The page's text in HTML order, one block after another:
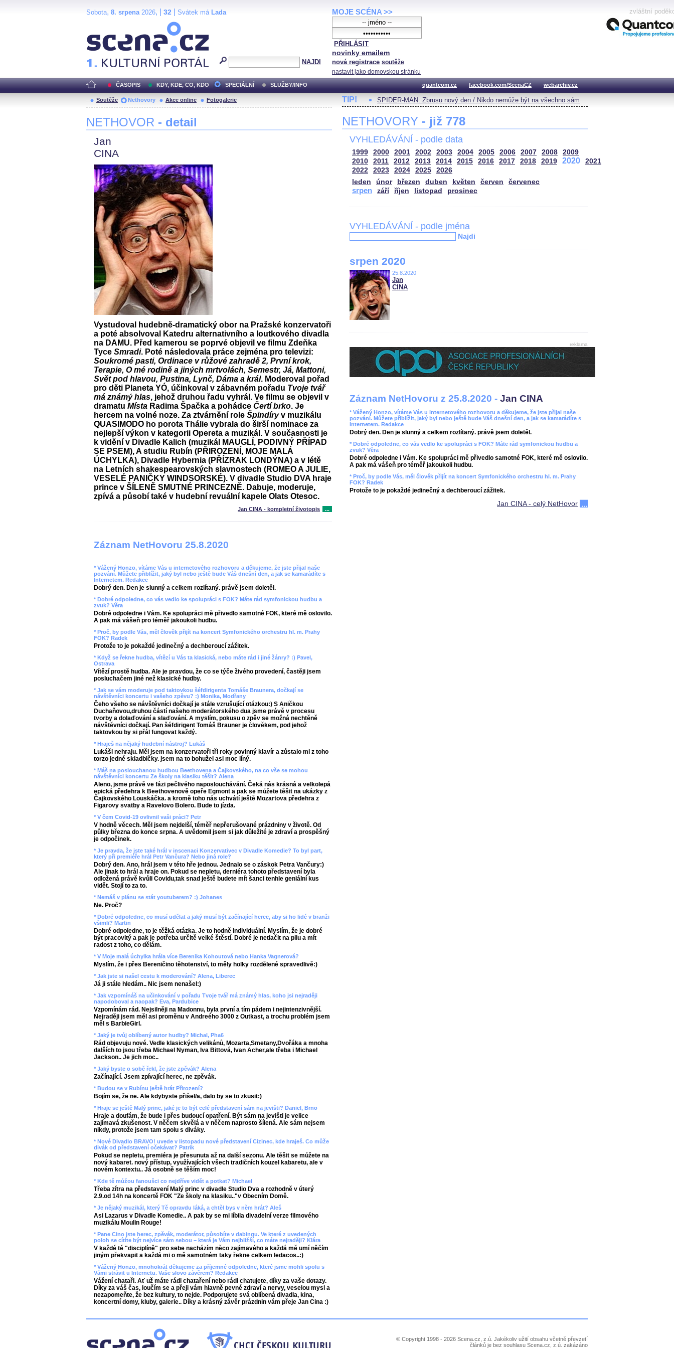
Sobota, 8. srpena2026, | 32 Svátek má Lada
NAJDI
MOJE SCÉNA >>
PŘIHLÁSIT
novinky emailem
nová registrace soutěže
nastavit jako domovskou stránku
zvláštní
ČASOPIS KDY, KDE, CO, KDO SPECIÁLNÍ SLUŽBY/INFO quantcom.cz facebook.com/ScenaCZ webarchiv.cz
Soutěže Nethovory Akce online Fotogalerie
NETHOVOR - detail
Jan
CINA
Vystudoval hudebně-dramatický obor na Pražské konzervatoři
a poté absolvoval Katedru alternativního a loutkového divadla
na DAMU. Před kamerou se poprvé objevil ve filmu Zdeňka
Tyce Smradi. Poté následovala práce zejména pro televizi:
Soukromé pasti, Ordinace v růžové zahradě 2, První krok,
Terapie, O mé rodině a jiných mrtvolách, Semestr, Já, Mattoni,
Svět pod hlavou, Pustina, Lynč, Dáma a král. Moderoval pořad
pro děti Planeta YÓ, účinkoval v zábavném pořadu Tvoje tvář
má známý hlas, jehož druhou řadu vyhrál. Ve filmu se objevil v
dramatu Místa Radima Špačka a pohádce Čertí brko. Je
hercem na volné noze. Za ztvárnění role Špindíryv muzikálu
QUASIMODO ho porota Thálie vybrala do širší nominace za
nejlepší výkon v kategorii Opereta a muzikál. V současnosti je
k vidění v Divadle Kalich (muzikál MAUGLÍ, PODIVNÝ PŘÍPAD
SE PSEM), A studiu Rubín (PŘIROZENÍ, MOJE MALÁ
ÚCHYLKA), Divadle Hybernia (PŘÍZRAK LONDÝNA) a v létě
na Letních shakespearovských slavnostech (ROMEO A JULIE,
VESELÉ PANIČKY WINDSORSKÉ). V divadle Studio DVA hraje
prince v ŠÍLENĚ SMUTNÉ PRINCEZNĚ. Dabuje, moderuje,
zpívá a působí také v hudební revuální kapele Olats Otesoc.
Jan CINA - kompletní životopis ...
Záznam NetHovoru 25.8.2020
* Vážený Honzo, vítáme Vás u internetového rozhovoru a děkujeme, že jste přijal naše
pozvání. Můžete přiblížit, jaký byl nebo ještě bude Váš dnešní den, a jak se kamarádíte s
Internetem. Redakce
Dobrý den. Den je slunný a celkem rozlítaný. právě jsem doletěl.
* Dobré odpoledne, co vás vedlo ke spolupráci s FOK? Máte rád symfonickou hudbu a
zvuk? Věra
Dobré odpoledne i Vám. Ke spolupráci mě přivedlo samotné FOK, které mě oslovilo.
A pak má vášeň pro téměř jakoukoli hudbu.
* Proč, by podle Vás, měl člověk přijít na koncert Symfonického orchestru hl. m. Prahy
FOK? Radek
Protože to je pokaždé jedinečný a dechberoucí zážitek.
* Když se řekne hudba, vítězí u Vás ta klasická, nebo máte rád i jiné žánry? :) Pavel,
Ostrava
Vítězí prostě hudba. Ale je pravdou, že co se týče živého provedení, častěji jsem
posluchačem jiné než klasické hudby.
* Jak se vám moderuje pod taktovkou šéfdirigenta Tomáše Braunera, dočkají se
návštěvníci koncertu i vašeho zpěvu? :) Monika, Modřany
Čeho všeho se návštěvníci dočkají je stále vzrušující otázkou:) S Aničkou
Duchaňovou,druhou částí našeho moderátorského dua jsme právě v procesu
tvorby a dolaďování a slaďování. A myslím, pokusu o zpěv se možná nechtěně
návštěvníci dočkají. Pan šéfdirigent Tomáš Brauner je člověkem, pod jehož
taktovkou by si přál fungovat každý.
* Hraješ na nějaký hudební nástroj? Lukáš
Lukáši nehraju. Měl jsem na konzervatoři tři roky povinný klavír a zůstalo mi z toho
torzo jedné skladbičky. jsem na to bohužel asi moc líný.
* Máš na poslouchanou hudbou Beethovena a Čajkovského, na co vše se mohou
návštěvníci koncertu Ze školy na klasiku těšit? Alena
Aleno, jsme právě ve fázi pečlivého naposlouchávání. Čeká nás krásná a velkolepá
epická předehra k Beethovenově opeře Egmont a pak se můžete těšit na ukázky z
Čajkovského Louskáčka. a kromě toho nás uchvátí ještě Mozartova předehra z
Figarovy svatby a Ravelovo Bolero. Bude to jízda.
* V čem Covid-19 ovlivnil vaši práci? Petr
V hodně věcech. Měl jsem nejdelší, téměř nepřerušované prázdniny v životě. Od
půlky března do konce srpna. A uvědomil jsem si jak důležité je zdraví a prospěšný
je odpočinek.
* Je pravda, že jste také hrál v inscenaci Konzervativec v Divadle Komedie? To byl part,
který při premiéře hrál Petr Vančura? Nebo jiná role?
Dobrý den. Ano, hrál jsem v této hře jednou. Jednalo se o záskok Petra Vančury:)
Ale jinak to hrál a hraje on. Pokud se nepletu, derniéra tohoto představení byla
odložená právě kvůli Covidu,tak snad ještě budete mít šanci tenhle geniální kus
vidět. Stojí to za to.
* Nemáš v plánu se stát youtuberem? :) Johanes
Ne. Proč?
* Dobré odpoledne, co musí udělat a jaký musí být začínající herec, aby si ho lidé v branži
všimli? Martin
Dobré odpoledne, to je těžká otázka. Je to hodně individuální. Myslím, že je dobré
být pracovitý a pak je potřeba určitě velké štěstí. Dobré je netlačit na pilu a mít
radost z toho, co dělám.
* V Moje malá úchylka hrála více Berenika Kohoutová nebo Hanka Vagnerová?
Myslím, že i přes Bereničino těhotenství, to měly holky rozdělené spravedlivě:)
* Jak jste si našel cestu k moderování? Alena, Liberec
Já ji stále hledám.. Nic jsem nenašel:)
* Jak vzpomínáš na učinkování v pořadu Tvoje tvář má známý hlas, koho jsi nejraději
napodoboval a naopak? Eva, Pardubice
Vzpomínám rád. Nejsilněji na Madonnu, byla první a tím pádem i nejintenzivnější.
Nejraději jsem měl asi proměnu v Andreého 3000 z Outkast, a trochu problém jsem
měl s BarbieGirl.
* Jaký je tvůj oblíbený autor hudby? Michal, Pha6
Rád objevuju nové. Vedle klasických velikánů, Mozarta,Smetany,Dvořáka a mnoha
dalších to jsou třeba Michael Nyman, Iva Bittová, Ivan Acher,ale třeba i Michael
Jackson.. Je jich moc..
* Jaký byste o sobě řekl, že jste zpěvák? Alena
Začínající. Jsem zpívající herec, ne zpěvák.
* Budou se v Rubínu ještě hrát Přirození?
Bojím se, že ne. Ale kdybyste přišel/a, dalo by se to zkusit:)
* Hraje se ještě Malý princ, jaké je to být celé představení sám na jevišti? Daniel, Brno
Hraje a doufám, že bude i přes budoucí opatření. Být sám na jevišti je velice
zajímavá zkušenost. V něčem skvělá a v něčem naprosto šílená. Ale sám nejsem
nikdy, protože jsem tam spolu s diváky.
* Nové Divadlo BRAVO! uvede v listopadu nové představení Cizinec, kde hraješ. Co může
divák od představení očekávat? Patrik
Pokud se nepletu, premiéra je přesunuta až na další sezonu. Ale těšit se můžete na
nový kabaret. nový přístup, využívajících všech tradičních kouzel kabaretu, ale v
novém kontextu.. Já osobně se těším moc!
* Kde tě můžou fanoušci co nejdříve vidět a potkat? Michael
Třeba zítra na představení Malý princ v divadle Studio Dva a rozhodně v úterý
2.9.od 14h na koncertě FOK "Ze školy na klasiku.."v Obecním Domě.
* Je nějaký muzikál, který Tě opravdu láká, a chtěl bys v něm hrát? Aleš
Asi Lazarus v Divadle Komedie.. A pak by se mi líbila divadelní verze filmového
muzikálu Moulin Rouge!
* Pane Cino jste herec, zpěvák, moderátor, působíte v dabingu. Ve které z uvedených
poloh se cítíte být nejvíce sám sebou – která je Vám nejbližší, co máte nejraději? Klára
V každé té "disciplíně" pro sebe nacházím něco zajímavého a každá mě umí něčím
jiným překvapit a každá mi o mě samotném taky řekne celkem ledacos..:)
* Vážený Honzo, mnohokrát děkujeme za příjemné odpoledne, které jsme mohli spolu s
Vámi strávit u Internetu. Vaše slovo závěrem? Redakce
Vážení chataři. Ať už máte rádi chataření nebo rádi chatujete, díky za vaše dotazy.
Díky za váš čas, loučím se a přeji vám hlavně pevné zdraví a nervy, veselou mysl a
nezapomeňte, že bez kultury, to nejde. Podporujete svá oblíbená divadla, kina,
koncertní domy, kluby, galerie.. Díky a krásný závěr prázdnin vám přeje Jan Cina :)
TIP! SPIDER-MAN: Zbrusu nový den / Nikdo nemůže být na všechno sám
NETHOVORY - již 778
VYHLEDÁVÁNÍ - podle data
1999 2000 2001 2002 2003 2004 2005 2006 2007 2008
2009
2010
2011 2012 2013 2014 2015 2016 2017 2018 2019 2020
2021
2022
2023 2024 2025
2026
leden
únor březen duben květen červen červenec
srpen září říjen listopad prosinec
VYHLEDÁVÁNÍ - podle jména
Najdi
srpen 2020
25.8.2020
Jan
CINA
reklama
Záznam NetHovoru z 25.8.2020 - Jan CINA
* Vážený Honzo, vítáme Vás u internetového rozhovoru a děkujeme, že jste přijal naše
pozvání. Můžete přiblížit, jaký byl nebo ještě bude Váš dnešní den, a jak se kamarádíte s
Internetem. Redakce
Dobrý den. Den je slunný a celkem rozlítaný. právě jsem doletěl.
* Dobré odpoledne, co vás vedlo ke spolupráci s FOK? Máte rád symfonickou hudbu a
zvuk? Věra
Dobré odpoledne i Vám. Ke spolupráci mě přivedlo samotné FOK, které mě oslovilo.
A pak má vášeň pro téměř jakoukoli hudbu.
* Proč, by podle Vás, měl člověk přijít na koncert Symfonického orchestru hl. m. Prahy
FOK? Radek
Protože to je pokaždé jedinečný a dechberoucí zážitek.
Jan CINA - celý NetHovor
© Copyright 1998 - 2026 Scena.cz, z.ú. Jakékoliv užití obsahu včetně převzetí
článků je bez souhlasu Scena.cz, z.ú. zakázáno